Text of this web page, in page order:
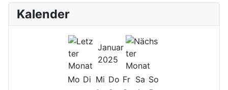
Kalender
Januar
2025
Mo Di Mi Do Fr Sa So